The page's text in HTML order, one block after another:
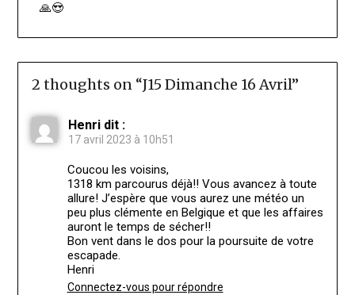
🙏😍
2 thoughts on “J15 Dimanche 16 Avril”
Henri dit :
17 avril 2023 à 10h51
Coucou les voisins,
1318 km parcourus déjà!! Vous avancez à toute
allure! J’espère que vous aurez une météo un
peu plus clémente en Belgique et que les affaires
auront le temps de sécher!!
Bon vent dans le dos pour la poursuite de votre
escapade.
Henri
Connectez-vous pour répondre